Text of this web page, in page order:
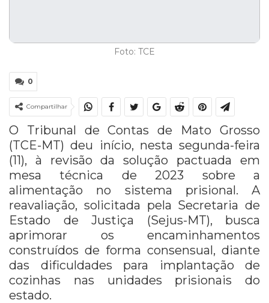
Foto: TCE
0
Compartilhar
O Tribunal de Contas de Mato Grosso
(TCE-MT) deu início, nesta segunda-feira
(11), à revisão da solução pactuada em
mesa técnica de 2023 sobre a
alimentação no sistema prisional. A
reavaliação, solicitada pela Secretaria de
Estado de Justiça (Sejus-MT), busca
aprimorar os encaminhamentos
construídos de forma consensual, diante
das dificuldades para implantação de
cozinhas nas unidades prisionais do
estado.